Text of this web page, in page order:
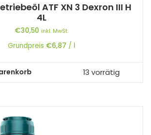
ATF XN 3 Dexron III H
4L
€30,50 inkl. MwSt.
Grundpreis €6,87 / l
13 vorrätig